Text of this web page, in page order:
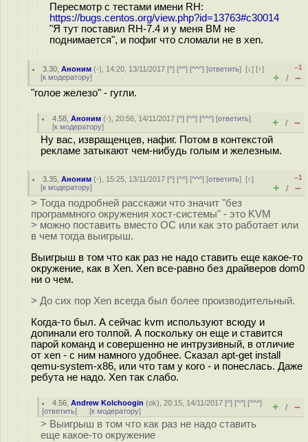
Пересмотр с тестами имени RH:
https://bugs.centos.org/view.php?id=13763#c30014
"Я тут поставил RH-7.4 и у меня ВМ не
поднимается", и пофиг что сломали не в xen.
3.30 ,Аноним (-), 14:20, 13/11/2017 [^] [^^] [^^^] [ответить][↓] [↑]
[к модератору]
–1
+ / –
"голое железо" - гугли.
4.58 ,Аноним (-), 20:56, 14/11/2017 [^] [^^] [^^^] [ответить]
[к модератору] + / –
Ну вас, извращенцев, нафиг. Потом в контекстой
рекламе затыкают чем-нибудь голым и железным.
3.35 ,Аноним (-), 15:25, 13/11/2017 [^] [^^] [^^^] [ответить][↑]
[к модератору]
–1
+ / –
> Тогда подробней расскажи что значит "без
программного окружения хост-системы" - это KVM
> можно поставить вместо ОС или как это работает или
в чем тогда выигрыш.
Выигрыш в том что как раз не надо ставить еще какое-то
окружение, как в Xen. Xen все-равно без драйверов dom0
ни о чем.
> До сих пор Xen всегда был более производительный.
Когда-то был. А сейчас kvm используют всюду и
допинали его толпой. А поскольку он еще и ставится
парой команд и совершенно не интрузивный, в отличие
от xen - с ним намного удобнее. Cказал apt-get install
qemu-system-x86, или что там у кого - и понеслась. Даже
ребута не надо. Xen так слабо.
4.56 ,Andrew Kolchoogin (ok), 20:15, 14/11/2017 [^] [^^] [^^^]
[ответить] [к модератору] + / –
> Выигрыш в том что как раз не надо ставить
еще какое-то окружение